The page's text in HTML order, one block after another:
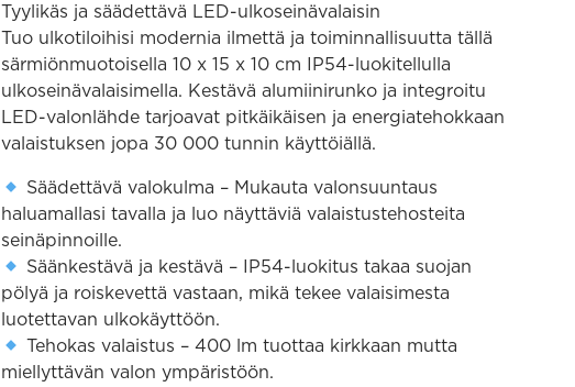
Tyylikäs ja säädettävä LED-ulkoseinävalaisin
Tuo ulkotiloihisi modernia ilmettä ja toiminnallisuutta tällä
särmiönmuotoisella 10 x 15 x 10 cm IP54-luokitellulla
ulkoseinävalaisimella. Kestävä alumiinirunko ja integroitu
LED-valonlähde tarjoavat pitkäikäisen ja energiatehokkaan
valaistuksen jopa 30 000 tunnin käyttöiällä.
Säädettävä valokulma – Mukauta valonsuuntaus
haluamallasi tavalla ja luo näyttäviä valaistustehosteita
seinäpinnoille.
Säänkestävä ja kestävä – IP54-luokitus takaa suojan
pölyä ja roiskevettä vastaan, mikä tekee valaisimesta
luotettavan ulkokäyttöön.
Tehokas valaistus – 400 lm tuottaa kirkkaan mutta
miellyttävän valon ympäristöön.